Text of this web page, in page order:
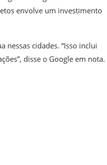
envolve um investimento
nessas cidades. “Isso inclui
disse o Google em nota.